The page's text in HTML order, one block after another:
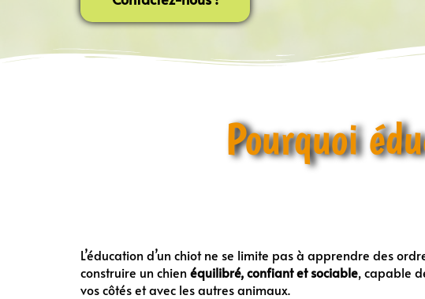
Pourquoi
L’éducation d’un chiot ne se limite pas à apprendre des
construire un chienéquilibré, confiant et sociable, capable
vos côtés et avec les autres animaux.